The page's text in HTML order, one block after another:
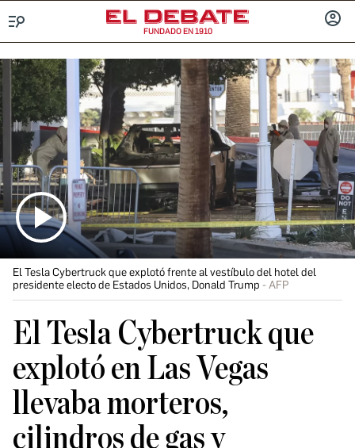
FUNDADO EN 1910
El Tesla Cybertruck que explotó frente al vestíbulo del hotel del
presidente electo de Estados Unidos, Donald Trump
AFP
El Tesla Cybertruck que
explotó en Las Vegas
llevaba morteros,
cilindros de gas y